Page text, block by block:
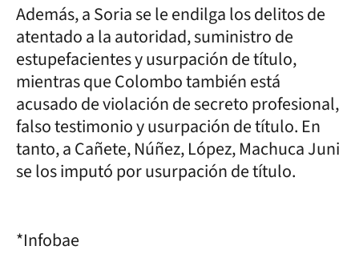
Además, a Soria se le endilga los delitos de
atentado a la autoridad, suministro de
estupefacientes y usurpación de título,
mientras que Colombo también está
acusado de violación de secreto profesional,
falso testimonio y usurpación de título. En
tanto, a Cañete, Núñez, López, Machuca Juni
se los imputó por usurpación de título.
*Infobae